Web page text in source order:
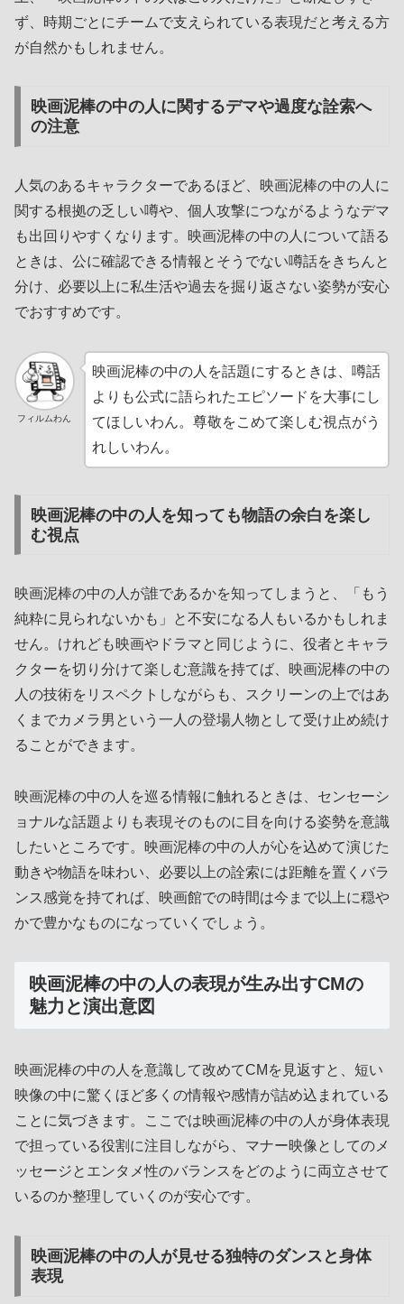
ず、時期ごとにチームで支えられている表現だと考える方
が自然かもしれません。
映画泥棒の中の人に関するデマや過度な詮索へ
の注意
人気のあるキャラクターであるほど、映画泥棒の中の人に
関する根拠の乏しい噂や、個人攻撃につながるようなデマ
も出回りやすくなります。映画泥棒の中の人について語る
ときは、公に確認できる情報とそうでない噂話をきちんと
分け、必要以上に私生活や過去を掘り返さない姿勢が安心
でおすすめです。
フィルムわん
映画泥棒の中の人を話題にするときは、噂話
よりも公式に語られたエピソードを大事にし
てほしいわん。尊敬をこめて楽しむ視点がう
れしいわん。
映画泥棒の中の人を知っても物語の余白を楽し
む視点
映画泥棒の中の人が誰であるかを知ってしまうと、「もう
純粋に見られないかも」と不安になる人もいるかもしれま
せん。けれども映画やドラマと同じように、役者とキャラ
クターを切り分けて楽しむ意識を持てば、映画泥棒の中の
人の技術をリスペクトしながらも、スクリーンの上ではあ
くまでカメラ男という一人の登場人物として受け止め続け
ることができます。
映画泥棒の中の人を巡る情報に触れるときは、センセーシ
ョナルな話題よりも表現そのものに目を向ける姿勢を意識
したいところです。映画泥棒の中の人が心を込めて演じた
動きや物語を味わい、必要以上の詮索には距離を置くバラ
ンス感覚を持てれば、映画館での時間は今まで以上に穏や
かで豊かなものになっていくでしょう。
映画泥棒の中の人の表現が生み出すCMの
魅力と演出意図
映画泥棒の中の人を意識して改めてCMを見返すと、短い
映像の中に驚くほど多くの情報や感情が詰め込まれている
ことに気づきます。ここでは映画泥棒の中の人が身体表現
で担っている役割に注目しながら、マナー映像としてのメ
ッセージとエンタメ性のバランスをどのように両立させて
いるのか整理していくのが安心です。
映画泥棒の中の人が見せる独特のダンスと身体
表現